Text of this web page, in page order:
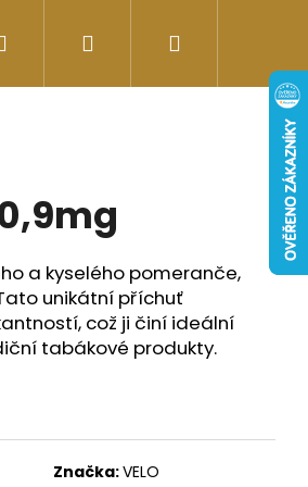
Energy-kofeinové
Přihlášení
a kyselého pomeranče,
unikátní příchuť
což ji činí ideální
tabákové produkty.
Značka:VELO